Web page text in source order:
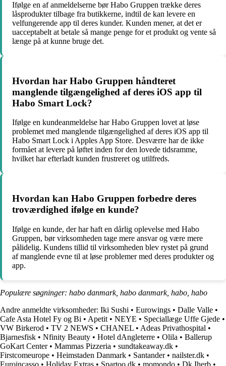
Ifølge en af anmeldelserne bør Habo Gruppen trække deres
låsprodukter tilbage fra butikkerne, indtil de kan levere en
velfungerende app til deres kunder. Kunden mener, at det er
uacceptabelt at betale så mange penge for et produkt og vente så
længe på at kunne bruge det.
Hvordan har Habo Gruppen håndteret
manglende tilgængelighed af deres iOS app til
Habo Smart Lock?
Ifølge en kundeanmeldelse har Habo Gruppen lovet at løse
problemet med manglende tilgængelighed af deres iOS app til
Habo Smart Lock i Apples App Store. Desværre har de ikke
formået at levere på løftet inden for den lovede tidsramme,
hvilket har efterladt kunden frustreret og utilfreds.
Hvordan kan Habo Gruppen forbedre deres
troværdighed ifølge en kunde?
Ifølge en kunde, der har haft en dårlig oplevelse med Habo
Gruppen, bør virksomheden tage mere ansvar og være mere
pålidelig. Kundens tillid til virksomheden blev rystet på grund
af manglende evne til at løse problemer med deres produkter og
app.
Populære søgninger: habo danmark, habo danmark, habo, habo
Andre anmeldte virksomheder: Iki Sushi • Eurowings • Dalle Valle •
Cafe Asta Hotel Fy og Bi • Apetit • NEYE • Speciallæge Uffe Gjede •
VW Birkerod • TV 2 NEWS • CHANEL • Adeas Privathospital •
Bjarnesfisk • Nfinity Beauty • Hotel dAngleterre • Olila • Ballerup
GoKart Center• Mammas Pizzeria • sundtakeaway.dk •
Firstcomeurope • Heimstaden Danmark • Santander• nailster.dk •
Euroincasso • Holiday Extras • Spartoo.dk • momondo • Dk Iherb •